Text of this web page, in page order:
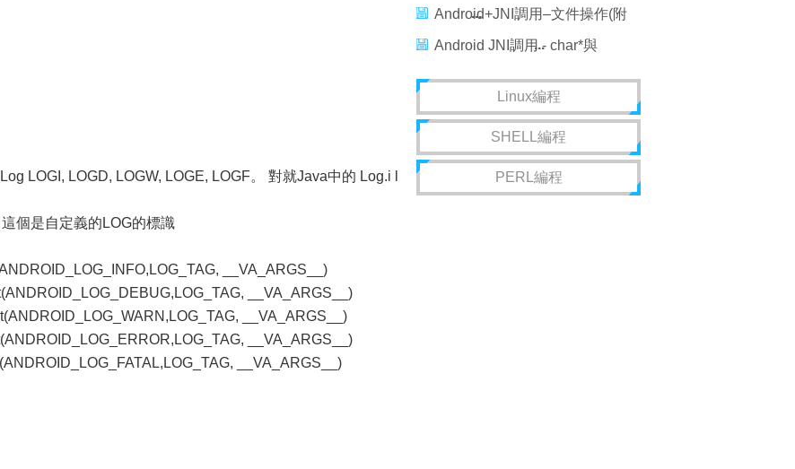
LOGI, LOGD, LOGW, LOGE, LOGF。 對就Java中的 Log.i l
個是自定義的LOG的標識
__VA_ARGS__)
__VA_ARGS__)
__VA_ARGS__)
__VA_ARGS__)
__VA_ARGS__)
台向web應用提交信息
Android+JNI調用–文件操作(附
源碼)
Android JNI調用 - char*與
jstring相互轉換
Linux編程
SHELL編程
PERL編程